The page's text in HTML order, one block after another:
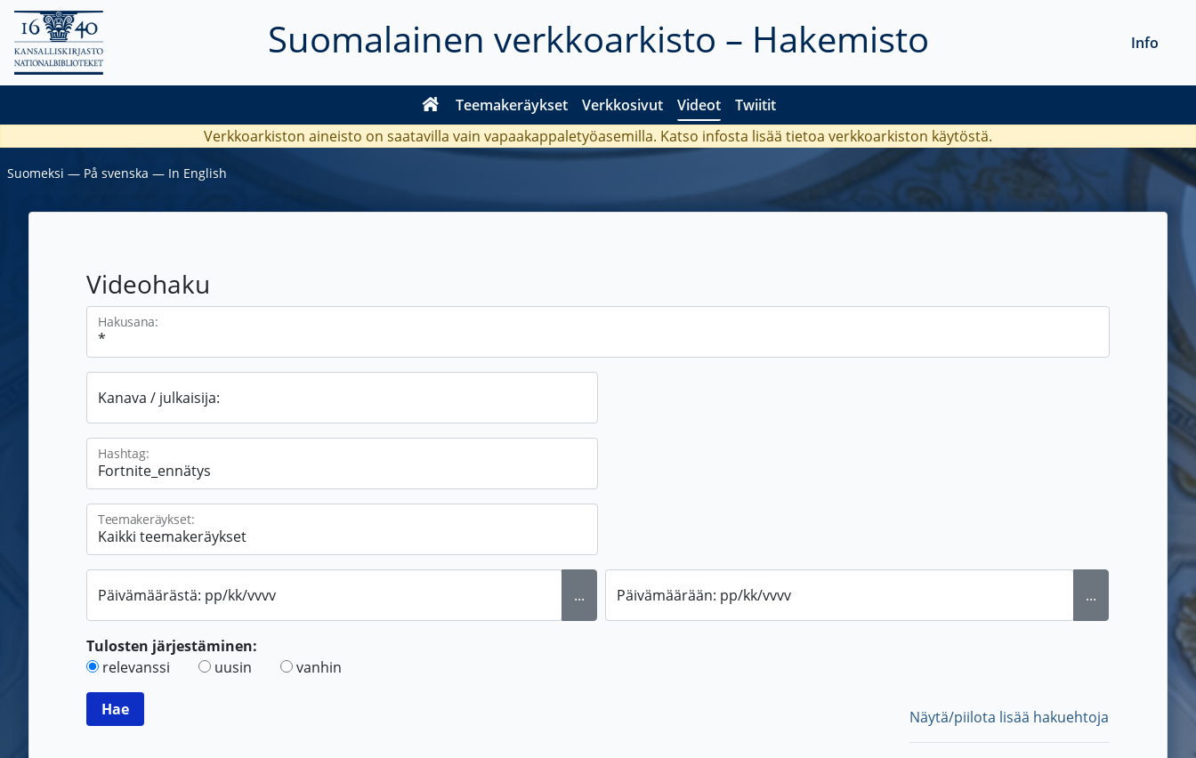
Suomalainen verkkoarkisto – Hakemisto
Teemakeräykset Verkkosivut Videot Twiitit
Info
Verkkoarkiston aineisto on saatavilla vain vapaakappaletyöasemilla. Katso infosta lisää tietoa verkkoarkiston käytöstä.
Suomeksi ― På svenska ― In English
Videohaku
Hakusana:
Kanava / julkaisija:
Hashtag:
Teemakeräykset:
Päivämäärästä: pp/kk/vvvv ... Päivämäärään: pp/kk/vvvv ...
Tulosten järjestäminen:
relevanssi
uusin vanhin
Näytä/piilota lisää hakuehtoja